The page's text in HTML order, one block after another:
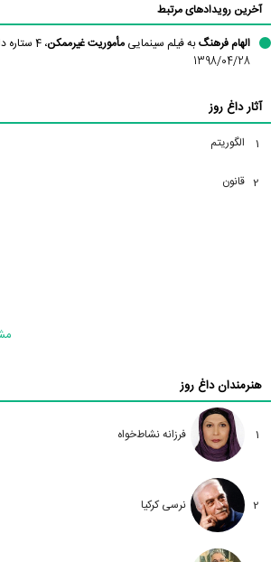
آخرین رویدادهای مرتبط
الهام فرهنگبه فیلم سینمایی مأموریت غیرممکن، 4 ستاره داد.
1398/04/28
آثار داغ روز
1 الگوریتم
2 قانون
هنرمندان داغ روز
1 فرزانه نشاط‌خواه
2 نرسی کرکیا